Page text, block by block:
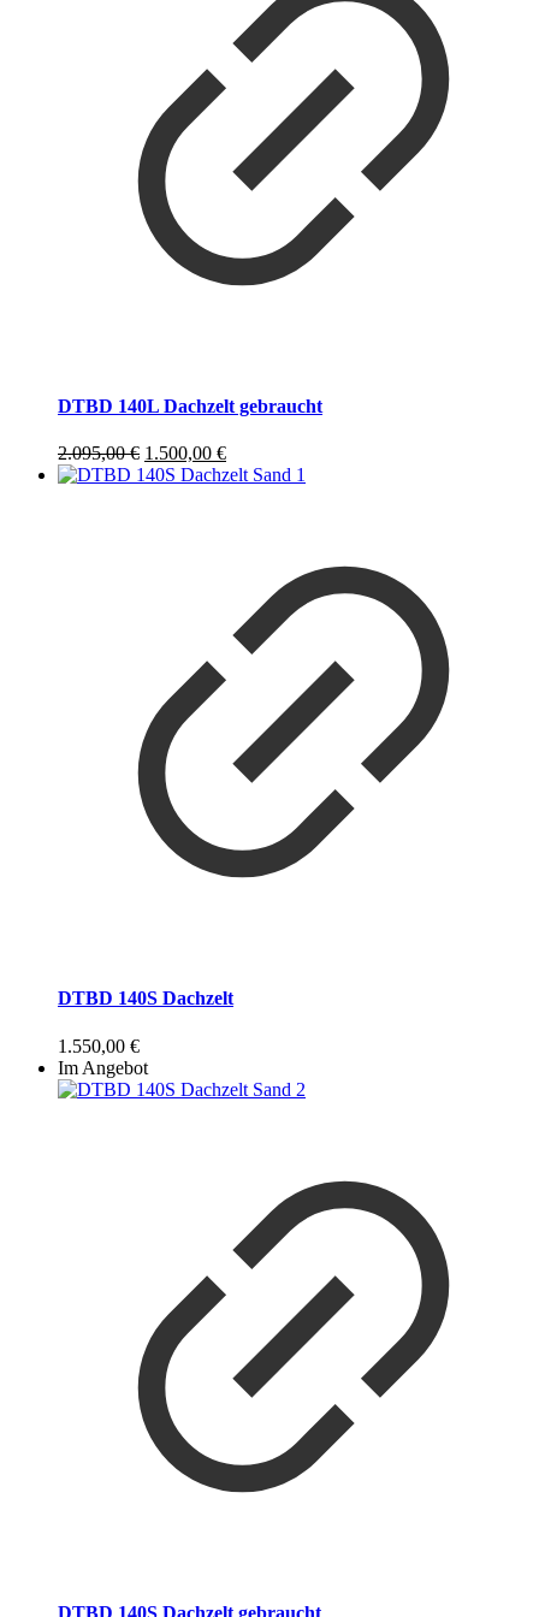
DTBD 140L Dachzelt gebraucht
2.095,00€ Ursprünglicher
Preis
1.500,00 €Aktueller
Preis
DTBD 140S Dachzelt
1.550,00 €
Im Angebot
DTBD 140S Dachzelt gebraucht